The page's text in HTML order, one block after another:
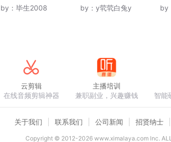
by： 毕生2008
by： y茕茕白兔y
by
云剪辑
在线音频剪辑神器
主播培训
兼职副业，兴趣赚钱
智能
关于我们 联系我们 公司新闻 招贤纳士
Copyright © 2012-2026www.ximalaya.com lnc.